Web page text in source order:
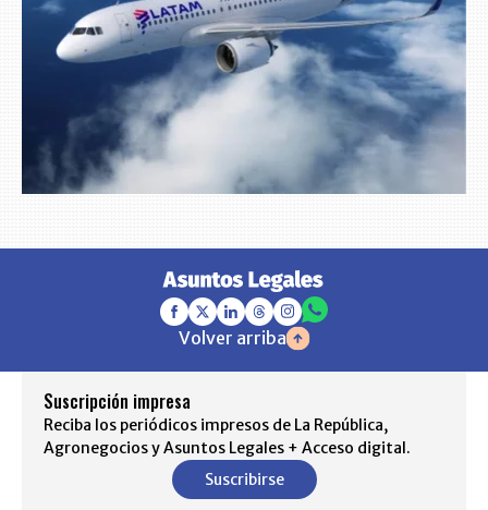
Volver arriba
Suscripción impresa
Reciba los periódicos impresos de La República,
Agronegocios y Asuntos Legales + Acceso digital.
Suscribirse